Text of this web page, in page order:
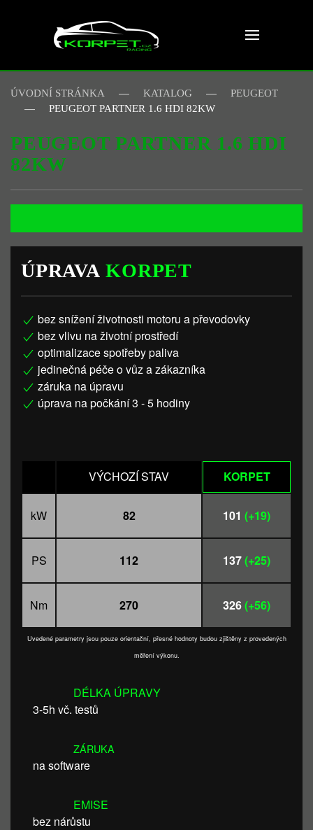
Skip to main content
ÚVODNÍ STRÁNKA KATALOG
PEUGEOT
PEUGEOT PARTNER 1.6 HDI 82KW
PEUGEOT PARTNER 1.6 HDI
82KW
ÚPRAVAKORPET
bez snížení životnosti motoru a převodovky
bez vlivu na životní prostředí
optimalizace spotřeby paliva
jedinečná péče o vůz a zákazníka
záruka na úpravu
úprava na počkání 3 - 5 hodiny
VÝCHOZÍ STAV KORPET
kW 82 101 (+19)
PS 112 137(+25)
Nm 270 326(+56)
Uvedené parametry jsou pouze orientační, přesné hodnoty budou zjištěny z provedených
měření výkonu.
DÉLKA ÚPRAVY
3-5h vč. testů
ZÁRUKA
na software
EMISE
bez nárůstu